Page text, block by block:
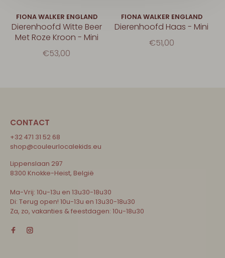
FIONA WALKER ENGLAND
Dierenhoofd Witte Beer
Met Roze Kroon - Mini
€53,00
FIONA WALKER ENGLAND
Dierenhoofd Haas - Mini
€51,00
CONTACT
+32 471 31 52 68
shop@couleurlocalekids.eu
Lippenslaan 297
8300 Knokke-Heist, België
Ma-Vrij: 10u-13u en 13u30-18u30
Di: Terug open! 10u-13u en 13u30-18u30
Za, zo, vakanties & feestdagen: 10u-18u30